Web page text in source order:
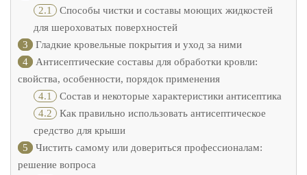
2.1 Способы чистки и составы моющих жидкостей
для шероховатых поверхностей
3
Гладкие кровельные покрытия и уход за ними
4
Антисептические составы для обработки кровли:
свойства, особенности, порядок применения
4.1 Состав и некоторые характеристики антисептика
4.2 Как правильно использовать антисептическое
средство для крыши
5
Чистить самому или довериться профессионалам:
решение вопроса